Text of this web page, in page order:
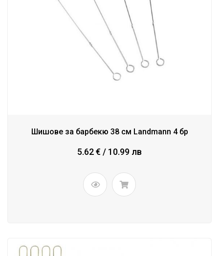
Шишове за барбекю 38 см Landmann 4 бр
5.62 € / 10.99 лв